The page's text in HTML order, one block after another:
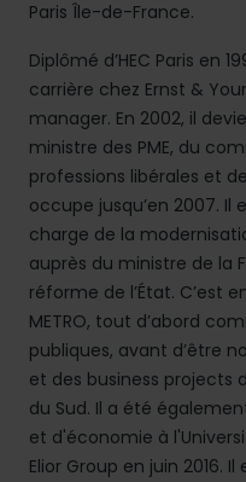
Paris Île-de-France.
Diplômé d’HEC Paris en
carrière chez Ernst &
manager. En 2002, il
ministre des PME, du
professions libérales et
occupe jusqu’en 2007.
charge de la
auprès du ministre de la
réforme de l’État. C’est
METRO, tout d’abord
publiques, avant d’être
et des business projects
du Sud. Il a été
et d'économie à
Elior Group en juin 2016.